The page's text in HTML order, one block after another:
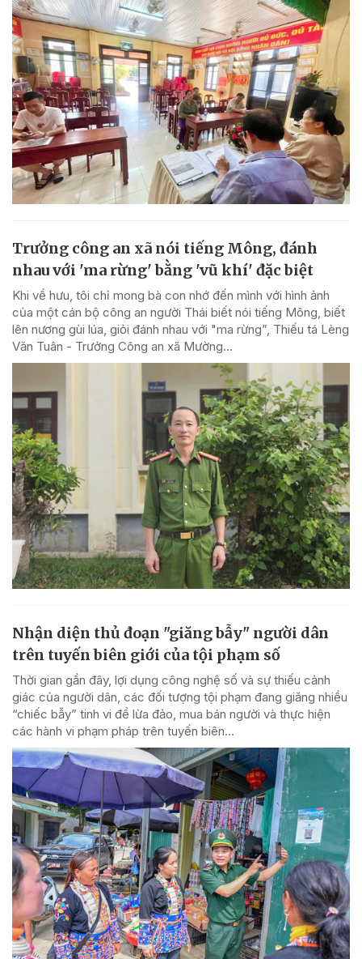
Trưởng công an xã nói tiếng Mông, đánh
nhau với 'ma rừng' bằng 'vũ khí' đặc biệt
Khi về hưu, tôi chỉ mong bà con nhớ đến mình với hình ảnh
của một cán bộ công an người Thái biết nói tiếng Mông, biết
lên nương gùi lúa, giỏi đánh nhau với "ma rừng”, Thiếu tá Lèng
Văn Tuân - Trưởng Công an xã Mường...
Nhận diện thủ đoạn "giăng bẫy" người dân
trên tuyến biên giới của tội phạm số
Thời gian gần đây, lợi dụng công nghệ số và sự thiếu cảnh
giác của người dân, các đối tượng tội phạm đang giăng nhiều
“chiếc bẫy” tinh vi để lừa đảo, mua bán người và thực hiện
các hành vi phạm pháp trên tuyến biên...